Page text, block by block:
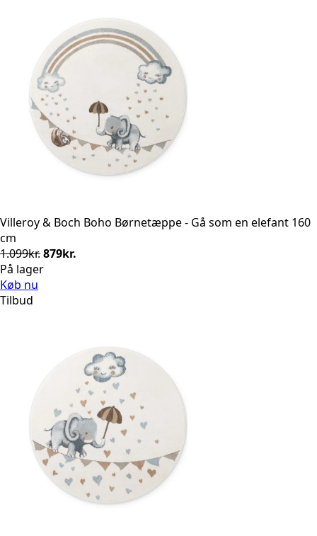
Villeroy & Boch Boho Børnetæppe - Gå som en elefant 160
cm
1.099kr.Den
oprindelige
879kr.
På lager
Køb nu
Tilbud